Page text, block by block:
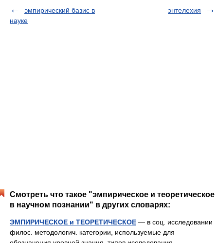
эмпирический базис в
науке
энтелехия
Смотреть что такое "эмпирическое и теоретическое
в научном познании" в других словарях:
ЭМПИРИЧЕСКОЕ и ТЕОРЕТИЧЕСКОЕ — в соц. исследовании
филос. методологич. категории, используемые для